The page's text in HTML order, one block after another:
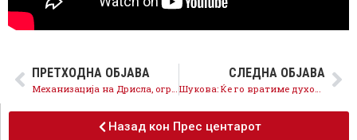
ПРЕТХОДНА ОБЈАВА
Механизација на Дрисла, оградување на Вардариште, нов центар за рециклажа и 15 нови паркови Топ 20 проекти за чисто и здраво Скопје
СЛЕДНА ОБЈАВА
Шукова: Ќе го вратиме духот на Скопје со култура, младински хабови и нов семеен авантуристички парк
Назад кон Прес центарот